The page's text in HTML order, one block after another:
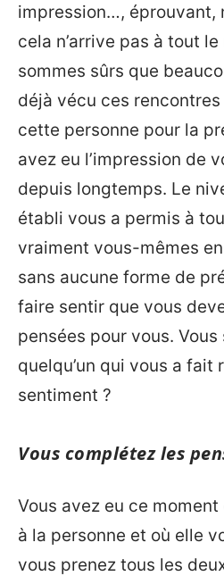
impression…, éprouvant,
cela n’arrive pas à tout
sommes sûrs que
déjà vécu ces
cette personne pour la
avez eu l’impression de
depuis longtemps. Le
établi vous a permis à
vraiment vous-mêmes
sans aucune forme de
faire sentir que vous
pensées pour vous.
quelqu’un qui vous a fait
sentiment ?
Vous complétez les
Vous avez eu ce
à la personne et où elle
vous prenez tous les